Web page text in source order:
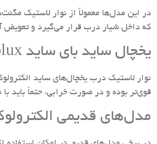
در این مدل‌ها معمولاً از نوار لاستیک
که داخل شیار درب قرار می‌گیرد و تعویض
یخچال ساید بای ساید Electrolux
نوار لاستیک درب یخچال‌های ساید
قوی‌تر بوده و در صورت خرابی، حتماً باید
مدل‌های قدیمی